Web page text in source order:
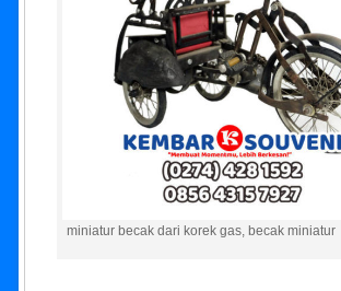
miniatur becak dari korek gas, becak miniatur